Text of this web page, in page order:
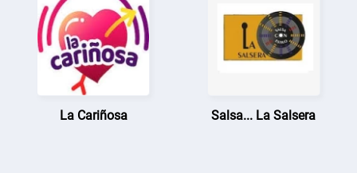
La Cariñosa Salsa... La Salsera